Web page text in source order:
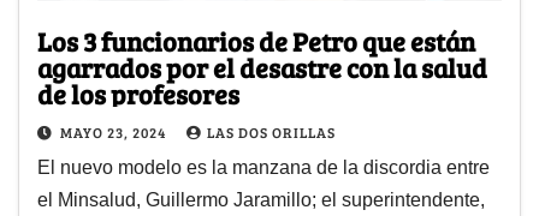
Los 3 funcionarios de Petro que están
agarrados por el desastre con la salud
de los profesores
MAYO 23, 2024 LAS DOS ORILLAS
El nuevo modelo es la manzana de la discordia entre
el Minsalud, Guillermo Jaramillo; el superintendente,